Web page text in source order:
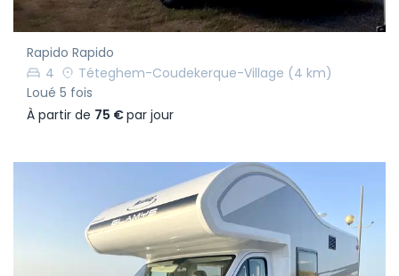
Rapido Rapido
4
Téteghem-Coudekerque-Village (4 km)
Loué 5 fois
À partir de 75 €par jour